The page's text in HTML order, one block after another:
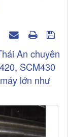
An chuyên
SCM430
lớn như